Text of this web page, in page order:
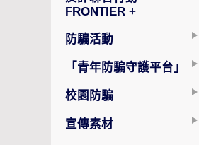
FRONTIER +
防騙活動
「青年防騙守護平台」
校園防騙
宣傳素材